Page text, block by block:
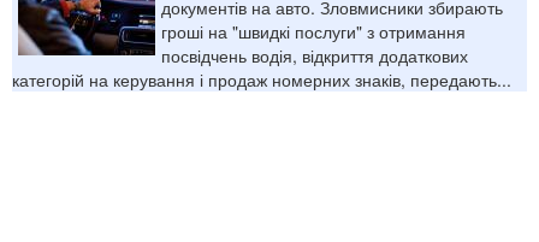
документів на авто. Зловмисники збирають
гроші на "швидкі послуги" з отримання
посвідчень водія, відкриття додаткових
категорій на керування і продаж номерних знаків, передають...